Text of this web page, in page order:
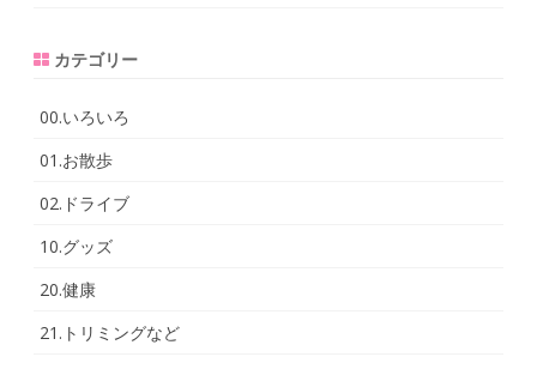
カテゴリー
00.いろいろ
01.お散歩
02.ドライブ
10.グッズ
20.健康
21.トリミングなど